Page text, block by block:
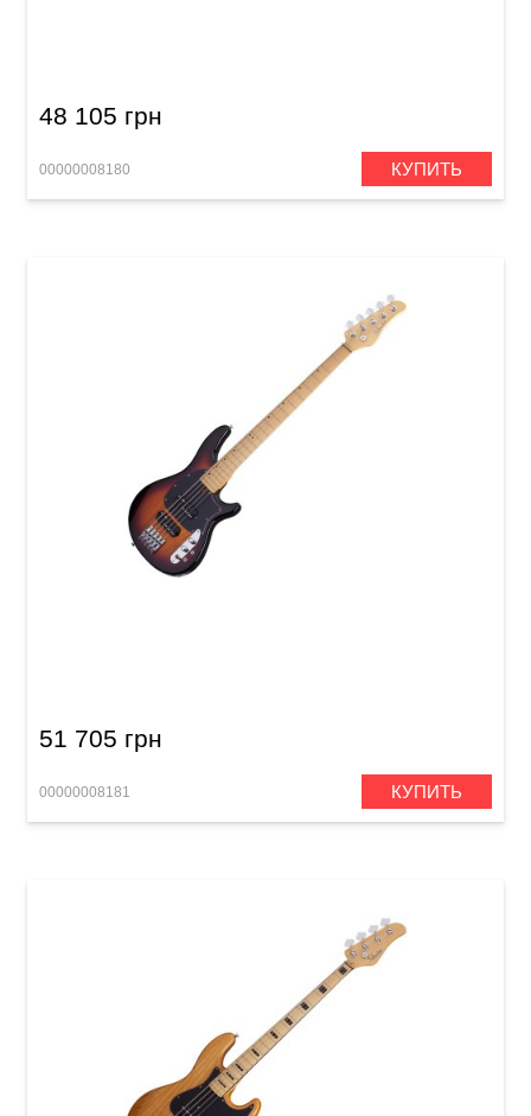
48 105 грн
00000008180 КУПИТЬ
51 705 грн
00000008181 КУПИТЬ